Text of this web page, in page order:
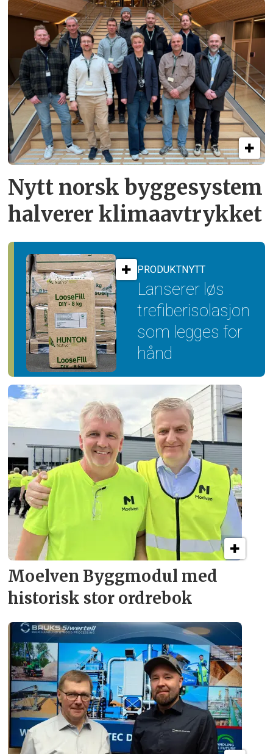
Nytt norsk byggesystem
halverer klimaavtrykket
PRODUKTNYTT
Lanserer løs
trefiber­isolasjon
som legges for
hånd
Moelven Byggmodul med
historisk stor ordrebok